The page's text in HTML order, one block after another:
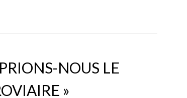
NOUS LE
»